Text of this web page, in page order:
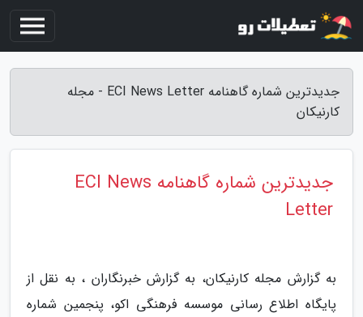
جدیدترین شماره گاهنامه ECI News Letter - مجله
کارنیکان
جدیدترین شماره گاهنامه ECI News
Letter
به گزارش مجله کارنیکان، به گزارش خبرنگاران ، به نقل از
پایگاه اطلاع رسانی موسسه فرهنگی اکو، پنجمین شماره